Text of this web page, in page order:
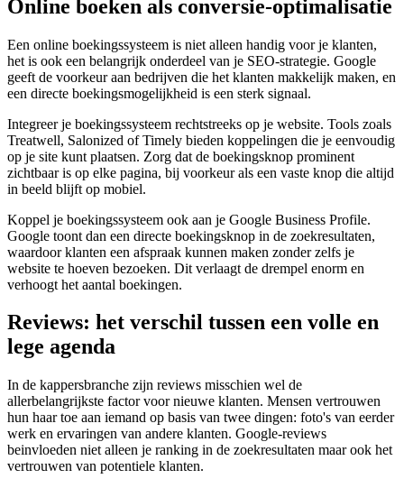
Online boeken als conversie-optimalisatie
Een online boekingssysteem is niet alleen handig voor je klanten,
het is ook een belangrijk onderdeel van je SEO-strategie. Google
geeft de voorkeur aan bedrijven die het klanten makkelijk maken, en
een directe boekingsmogelijkheid is een sterk signaal.
Integreer je boekingssysteem rechtstreeks op je website. Tools zoals
Treatwell, Salonized of Timely bieden koppelingen die je eenvoudig
op je site kunt plaatsen. Zorg dat de boekingsknop prominent
zichtbaar is op elke pagina, bij voorkeur als een vaste knop die altijd
in beeld blijft op mobiel.
Koppel je boekingssysteem ook aan je Google Business Profile.
Google toont dan een directe boekingsknop in de zoekresultaten,
waardoor klanten een afspraak kunnen maken zonder zelfs je
website te hoeven bezoeken. Dit verlaagt de drempel enorm en
verhoogt het aantal boekingen.
Reviews: het verschil tussen een volle en
lege agenda
In de kappersbranche zijn reviews misschien wel de
allerbelangrijkste factor voor nieuwe klanten. Mensen vertrouwen
hun haar toe aan iemand op basis van twee dingen: foto's van eerder
werk en ervaringen van andere klanten. Google-reviews
beinvloeden niet alleen je ranking in de zoekresultaten maar ook het
vertrouwen van potentiele klanten.